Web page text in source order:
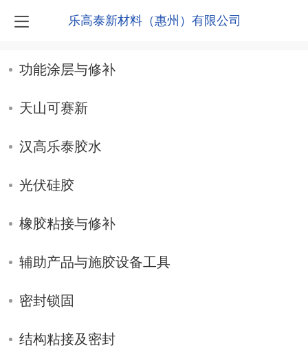
乐高泰新材料（惠州）有限公司
功能涂层与修补
天山可赛新
汉高乐泰胶水
光伏硅胶
橡胶粘接与修补
辅助产品与施胶设备工具
密封锁固
结构粘接及密封